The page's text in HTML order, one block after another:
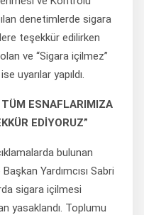
denetimlerde sigara
teşekkür edilirken
ve “Sigara içilmez”
uyarılar yapıldı.
TÜM ESNAFLARIMIZA
EDİYORUZ”
bulunan
Yardımcısı Sabri
sigara içilmesi
yasaklandı. Toplumu